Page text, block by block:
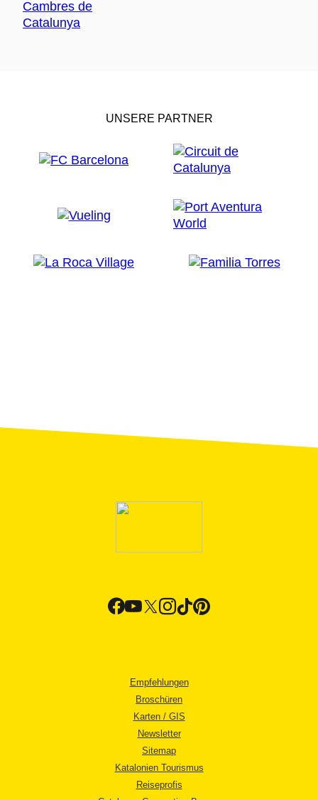
UNSERE PARTNER
Empfehlungen
Broschüren
Karten / GIS
Newsletter
Sitemap
Katalonien Tourismus
Reiseprofis